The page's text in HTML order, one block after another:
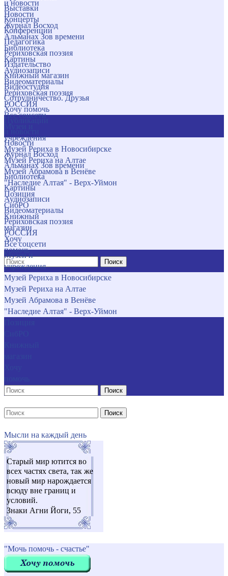
и новости
Новости
Журнал Восход
Альманах Зов времени
Библиотека
Картины
Аудиозаписи
Видеоматериалы
Рериховская поэзия
РОССИЯ
Все соцсети
учреждения
Музей Рериха в Новосибирске
Музей Рериха на Алтае
Музей Абрамова в Венёве
"Наследие Алтая" - Верх-Уймон
Позиция
СибРО
Книжный
магазин
Хочу
помочь
Поиск
Выставки
Концерты
Конференции
Педагогика
Рериховская поэзия
Издательство
Книжный магазин
Видеостудия
Сотрудничество. Друзья
Хочу помочь
Новости
Журнал Восход
Альманах Зов времени
Библиотека
Картины
Аудиозаписи
Видеоматериалы
Рериховская поэзия
РОССИЯ
Все соцсети
Музеи и
учреждения
Музей Рериха в Новосибирске
Музей Рериха на Алтае
Музей Абрамова в Венёве
"Наследие Алтая" - Верх-Уймон
Поиск
Поиск
Мысли на каждый день
Старый мир ютится во
всех частях света, так же
новый мир нарождается
всюду вне границ и
условий.
Знаки Агни Йоги, 55
"Мочь помочь - счастье"